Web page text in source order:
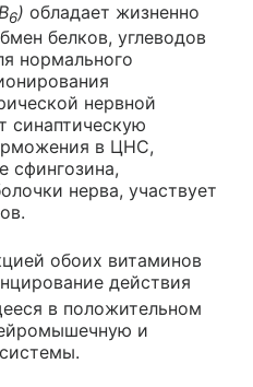
6) обладает жизненно
белков, углеводов
нормального
нервной
синаптическую
в ЦНС,
сфингозина,
нерва, участвует
обоих витаминов
действия
в положительном
и